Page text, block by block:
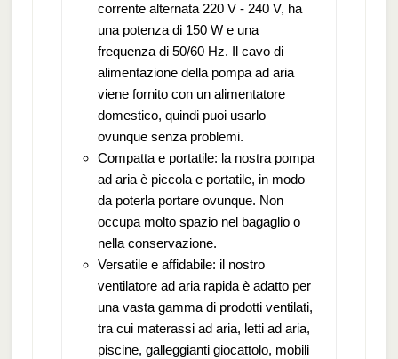
corrente alternata 220 V - 240 V, ha
una potenza di 150 W e una
frequenza di 50/60 Hz. Il cavo di
alimentazione della pompa ad aria
viene fornito con un alimentatore
domestico, quindi puoi usarlo
ovunque senza problemi.
Compatta e portatile: la nostra pompa
ad aria è piccola e portatile, in modo
da poterla portare ovunque. Non
occupa molto spazio nel bagaglio o
nella conservazione.
Versatile e affidabile: il nostro
ventilatore ad aria rapida è adatto per
una vasta gamma di prodotti ventilati,
tra cui materassi ad aria, letti ad aria,
piscine, galleggianti giocattolo, mobili